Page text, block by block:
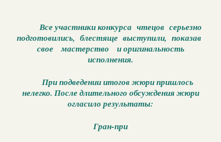
Все участники конкурса чтецов серьезно
подготовились, блестяще выступили, показав
свое мастерство и оригинальность
исполнения.
При подведении итогов жюри пришлось
нелегко. После длительного обсуждения жюри
огласило результаты:
Гран-при